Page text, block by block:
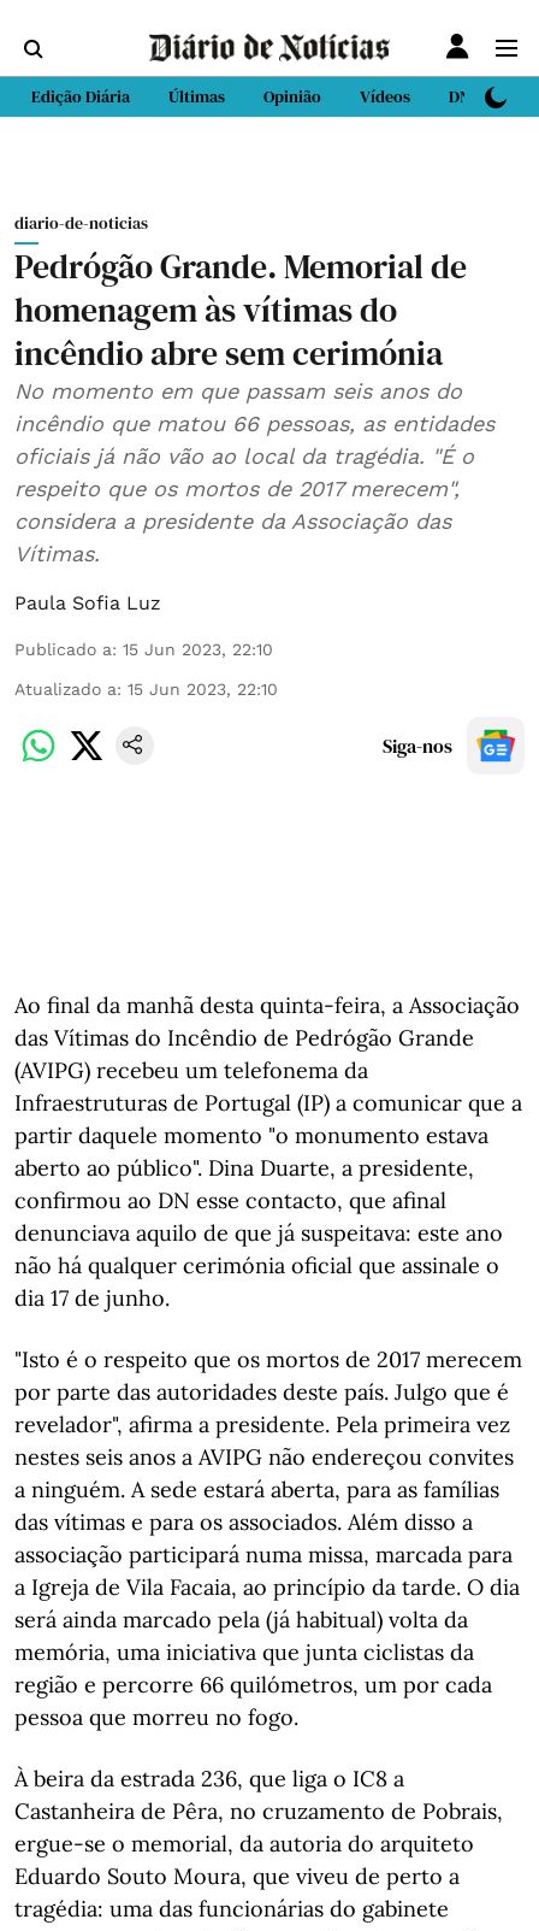
Edição Diária Últimas Opinião Vídeos DN Sport
diario-de-noticias
Pedrógão Grande. Memorial de
homenagem às vítimas do
incêndio abre sem cerimónia
No momento em que passam seis anos do
incêndio que matou 66 pessoas, as entidades
oficiais já não vão ao local da tragédia. "É o
respeito que os mortos de 2017 merecem",
considera a presidente da Associação das
Vítimas.
Paula Sofia Luz
Publicado a: 15 Jun 2023, 22:10
Atualizado a: 15 Jun 2023, 22:10
Siga-nos
Ao final da manhã desta quinta-feira, a Associação
das Vítimas do Incêndio de Pedrógão Grande
(AVIPG) recebeu um telefonema da
Infraestruturas de Portugal (IP) a comunicar que a
partir daquele momento "o monumento estava
aberto ao público". Dina Duarte, a presidente,
confirmou ao DN esse contacto, que afinal
denunciava aquilo de que já suspeitava: este ano
não há qualquer cerimónia oficial que assinale o
dia 17 de junho.
"Isto é o respeito que os mortos de 2017 merecem
por parte das autoridades deste país. Julgo que é
revelador", afirma a presidente. Pela primeira vez
nestes seis anos a AVIPG não endereçou convites
a ninguém. A sede estará aberta, para as famílias
das vítimas e para os associados. Além disso a
associação participará numa missa, marcada para
a Igreja de Vila Facaia, ao princípio da tarde. O dia
será ainda marcado pela (já habitual) volta da
memória, uma iniciativa que junta ciclistas da
região e percorre 66 quilómetros, um por cada
pessoa que morreu no fogo.
À beira da estrada 236, que liga o IC8 a
Castanheira de Pêra, no cruzamento de Pobrais,
ergue-se o memorial, da autoria do arquiteto
Eduardo Souto Moura, que viveu de perto a
tragédia: uma das funcionárias do gabinete